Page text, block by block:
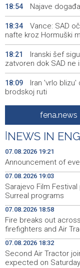
18:54 Najave
18:34
Vance: SAD
nafte kroz Hormuški
18:21
Iranski šef
zatvoren dok SAD ne
18:09
Iran 'vrlo
brodskoj ruti
Koncertom
manifestacija 'Dani
17:26
Kod mosta
sudske medicine
'Pekijada' u
regiona
16:55 U rijeci Krivaji
16:08 Otvorena
15:55
Zmajice se
po novu mediteransku
fena.news
NEWS IN
07.08.2026 19:21
Announcement of
07.08.2026 19:03
Sarajevo Film
Surreal programs
07.08.2026 18:58
Fire breaks out
firefighters and Air
07.08.2026 18:32
Second Air Tractor
expected on Saturday